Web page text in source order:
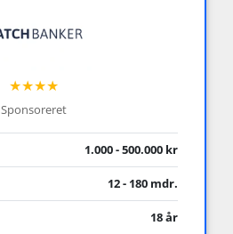
★★★★
Sponsoreret
1.000 - 500.000 kr
12 - 180 mdr.
18 år